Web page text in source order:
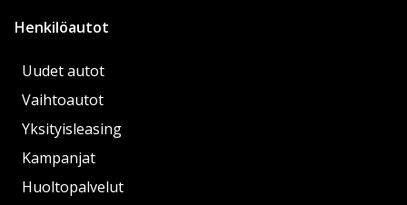
Henkilöautot
Uudet autot
Vaihtoautot
Yksityisleasing
Kampanjat
Huoltopalvelut